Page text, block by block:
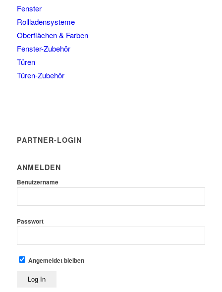
Fenster
Rollladensysteme
Oberflächen & Farben
Fenster-Zubehör
Türen
Türen-Zubehör
PARTNER-LOGIN
ANMELDEN
Benutzername
Passwort
Angemeldet bleiben